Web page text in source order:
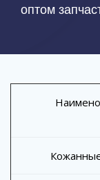
оптом